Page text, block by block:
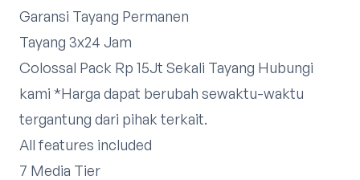
Garansi Tayang Permanen
Tayang 3x24 Jam
Colossal Pack Rp 15Jt Sekali Tayang​ Hubungi
kami *Harga dapat berubah sewaktu-waktu
tergantung dari pihak terkait.​
All features included
7 Media Tier